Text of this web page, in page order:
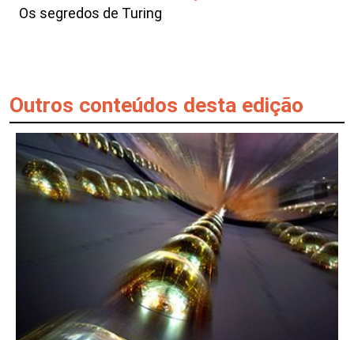
Os segredos de Turing
Outros conteúdos desta edição